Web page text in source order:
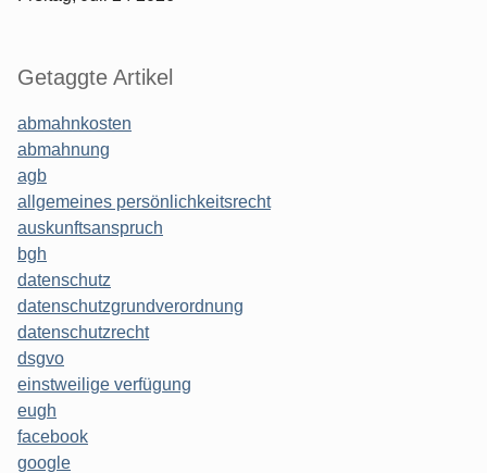
Getaggte Artikel
abmahnkosten
abmahnung
agb
allgemeines persönlichkeitsrecht
auskunftsanspruch
bgh
datenschutz
datenschutzgrundverordnung
datenschutzrecht
dsgvo
einstweilige verfügung
eugh
facebook
google